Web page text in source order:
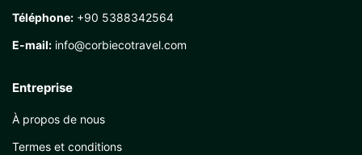
Téléphone: +90 5388342564
E-mail: info@corbiecotravel.com
Entreprise
À propos de nous
Termes et conditions